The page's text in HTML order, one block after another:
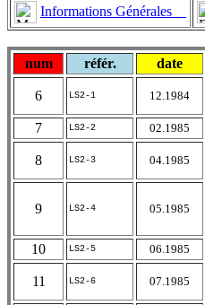
Informations Générales
num référ. date
6 LS2-1 12.1984
7 LS2-2 02.1985
8 LS2-3 04.1985
9 LS2-4 05.1985
10 LS2-5 06.1985
11 LS2-6 07.1985